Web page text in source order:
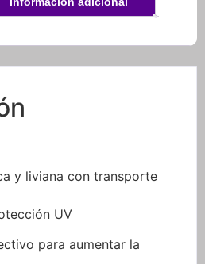
y liviana con transporte
UV
para aumentar la